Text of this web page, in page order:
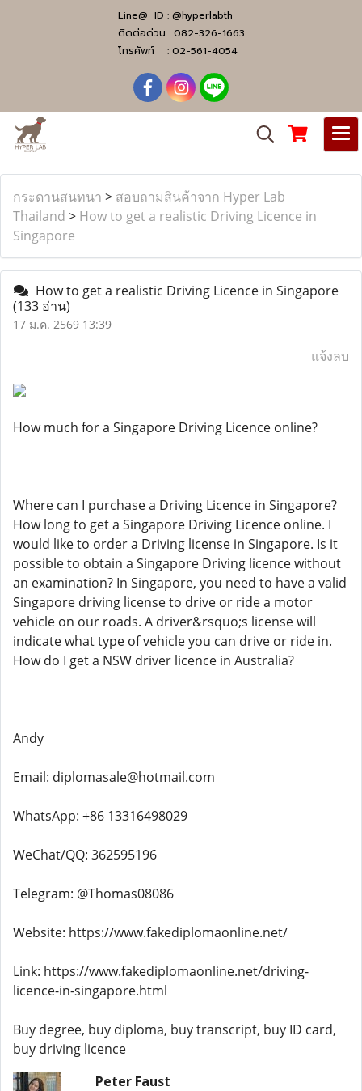
Line@ ID : @hyperlabth
ติดต่อด่วน : 082-326-1663
โทรศัพท์ : 02-561-4054
กระดานสนทนา > สอบถามสินค้าจาก Hyper Lab
Thailand > How to get a realistic Driving Licence in
Singapore
How to get a realistic Driving Licence in Singapore
(133 อ่าน)
17 ม.ค. 2569 13:39
แจ้งลบ
How much for a Singapore Driving Licence online?
Where can I purchase a Driving Licence in Singapore?
How long to get a Singapore Driving Licence online. I
would like to order a Driving license in Singapore. Is it
possible to obtain a Singapore Driving licence without
an examination? In Singapore, you need to have a valid
Singapore driving license to drive or ride a motor
vehicle on our roads. A driver&rsquo;s license will
indicate what type of vehicle you can drive or ride in.
How do I get a NSW driver licence in Australia?
Andy
Email: diplomasale@hotmail.com
WhatsApp: +86 13316498029
WeChat/QQ: 362595196
Telegram: @Thomas08086
Website: https://www.fakediplomaonline.net/
Link: https://www.fakediplomaonline.net/driving-
licence-in-singapore.html
Buy degree, buy diploma, buy transcript, buy ID card,
buy driving licence
Peter Faust